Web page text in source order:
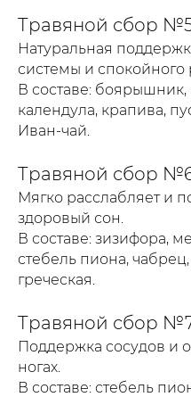
Травяной сбор
Натуральная
системы и спокойного
В составе:
календула, крапива,
Иван-чай.
Травяной сбор
Мягко расслабляет и
здоровый сон.
В составе: зизифора,
стебель пиона,
греческая.
Травяной сбор
Поддержка сосудов и
ногах.
В составе: стебель